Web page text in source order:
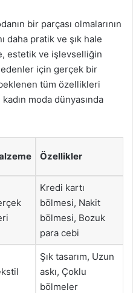
bir parçası olmalarının
daha pratik ve şık hale
estetik ve işlevselliğin
için gerçek bir
tüm özellikleri
moda dünyasında
Özellikler
Kredi kartı
bölmesi, Nakit
bölmesi, Bozuk
para cebi
Şık tasarım, Uzun
askı, Çoklu
bölmeler